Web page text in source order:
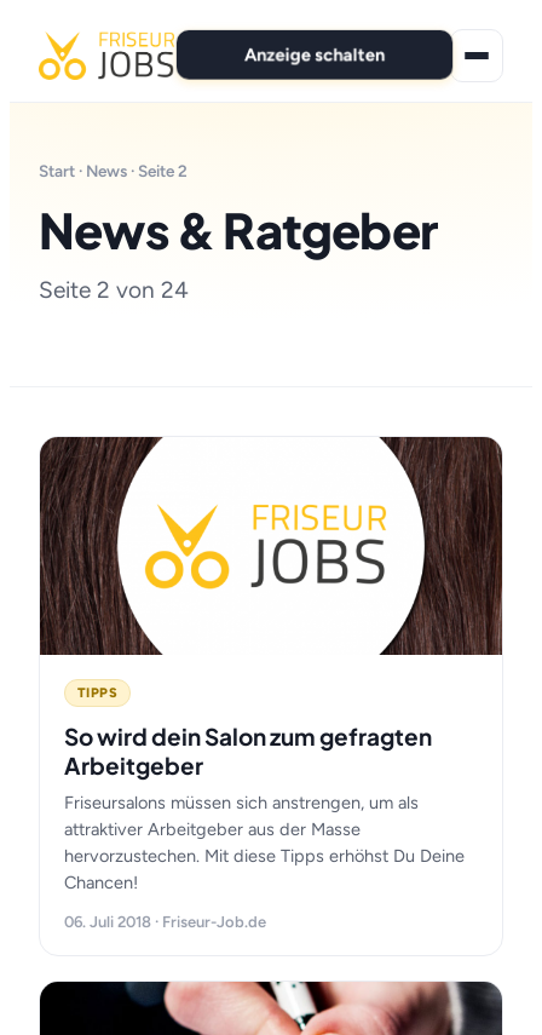
Anzeige schalten
Für Bewerber
Start · News · Seite 2
News & Ratgeber
Seite 2 von 24
TIPPS
So wird dein Salon zum gefragten
Arbeitgeber
Friseursalons müssen sich anstrengen, um als
attraktiver Arbeitgeber aus der Masse
hervorzustechen. Mit diese Tipps erhöhst Du Deine
Chancen!
06. Juli 2018 · Friseur-Job.de